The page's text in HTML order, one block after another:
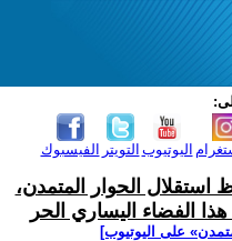
الفيسبوك التويتر اليوتيوب
استقلال الحوار المتمدن،
الفضاء اليساري الحر
على اليوتيوب]